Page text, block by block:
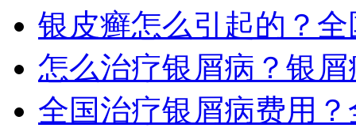
银皮癣怎么引起的？
怎么治疗银屑病？银
全国治疗银屑病费用